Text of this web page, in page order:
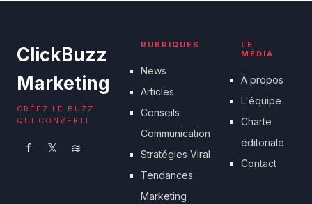
ClickBuzz
Marketing
CRÉEZ LE BUZZ
QUI CONVERTI
f 𝕏 ≋
RUBRIQUES
News
Articles
Conseils
Communication
Stratégies Viral
Tendances
Marketing
LE
MÉDIA
À propos
L'équipe
Charte
éditoriale
Contact